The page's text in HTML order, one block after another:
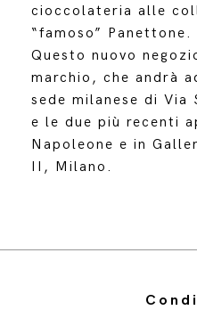
cioccolateria alle
“famoso” Panettone.
Questo nuovo
marchio, che andrà
sede milanese di Via
e le due più recenti
Napoleone e in
II, Milano.